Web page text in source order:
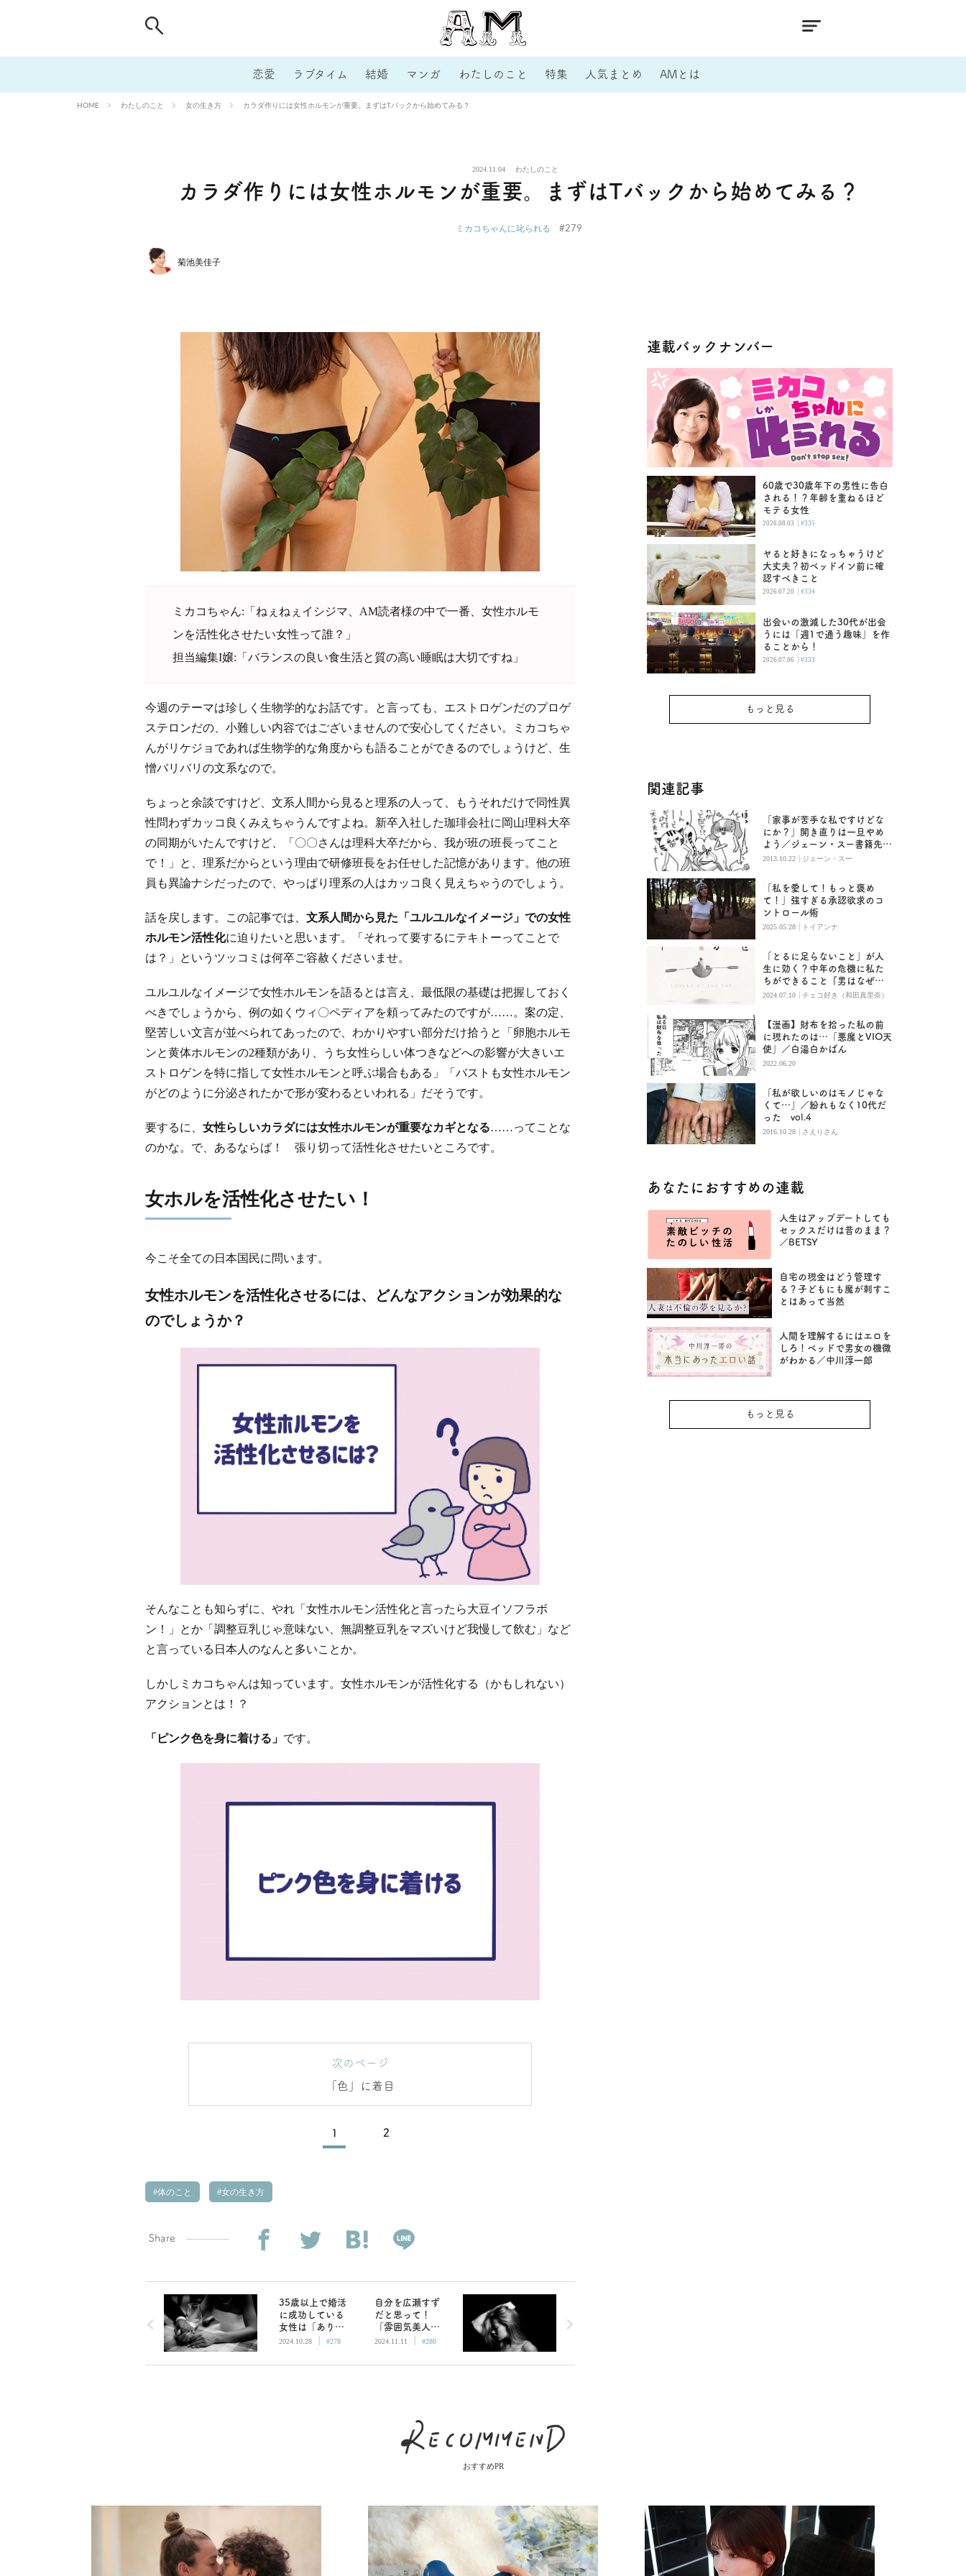
恋愛 ラブタイム 結婚 マンガ わたしのこと 特集 人気まとめ AMとは
HOME わたしのこと 女の生き方 カラダ作りには女性ホルモンが重要。まずはTバックから始めてみる？
2024.11.04 わたしのこと
カラダ作りには女性ホルモンが重要。まずはTバックから始めてみる？
ミカコちゃんに叱られる #279
菊池美佳子
ミカコちゃん:「ねぇねぇイシジマ、AM読者様の中で一番、女性ホルモ
ンを活性化させたい女性って誰？」
担当編集I嬢:「バランスの良い食生活と質の高い睡眠は大切ですね」
今週のテーマは珍しく生物学的なお話です。と言っても、エストロゲンだのプロゲ
ステロンだの、小難しい内容ではございませんので安心してください。ミカコちゃ
んがリケジョであれば生物学的な角度からも語ることができるのでしょうけど、生
憎バリバリの文系なので。
ちょっと余談ですけど、文系人間から見ると理系の人って、もうそれだけで同性異
性問わずカッコ良くみえちゃうんですよね。新卒入社した珈琲会社に岡山理科大卒
の同期がいたんですけど、「〇〇さんは理科大卒だから、我が班の班長ってこと
で！」と、理系だからという理由で研修班長をお任せした記憶があります。他の班
員も異論ナシだったので、やっぱり理系の人はカッコ良く見えちゃうのでしょう。
話を戻します。この記事では、 文系人間から見た「ユルユルなイメージ」での女性
ホルモン活性化に迫りたいと思います。「それって要するにテキトーってことで
は？」というツッコミは何卒ご容赦くださいませ。
ユルユルなイメージで女性ホルモンを語るとは言え、最低限の基礎は把握しておく
べきでしょうから、例の如くウィ〇ペディアを頼ってみたのですが……。案の定、
堅苦しい文言が並べられてあったので、わかりやすい部分だけ拾うと「卵胞ホルモ
ンと黄体ホルモンの2種類があり、うち女性らしい体つきなどへの影響が大きいエ
ストロゲンを特に指して女性ホルモンと呼ぶ場合もある」「バストも女性ホルモン
がどのように分泌されたかで形が変わるといわれる」だそうです。
要するに、 女性らしいカラダには女性ホルモンが重要なカギとなる……ってことな
のかな。で、あるならば！ 張り切って活性化させたいところです。
女ホルを活性化させたい！
今こそ全ての日本国民に問います。
女性ホルモンを活性化させるには、どんなアクションが効果的な
のでしょうか？
そんなことも知らずに、やれ「女性ホルモン活性化と言ったら大豆イソフラボ
ン！」とか「調整豆乳じゃ意味ない、無調整豆乳をマズいけど我慢して飲む」など
と言っている日本人のなんと多いことか。
しかしミカコちゃんは知っています。女性ホルモンが活性化する（かもしれない）
アクションとは！？
「ピンク色を身に着ける」 です。
次のページ
「色」に着目
1 2
体のこと 女の生き方
Share
35歳以上で婚活
に成功している
女性は「ありえ
ない」に目を向
2024.10.28 | #278
自分を広瀬すず
だと思って！
「雰囲気美人」
になるには美人
2024.11.11 | #280
連載バックナンバー
60歳で30歳年下の男性に告白
される！？年齢を重ねるほど
モテる女性
2026.08.03 | #335
ヤると好きになっちゃうけど
大丈夫？初ベッドイン前に確
認すべきこと
2026.07.20 | #334
出会いの激減した30代が出会
うには「週1で通う趣味」を作
ることから！
2026.07.06 | #333
もっと見る
関連記事
「家事が苦手な私ですけどな
にか？」開き直りは一旦やめ
よう／ジェーン・スー書籍先
読み(9)
2013.10.22 | ジェーン・スー
「私を愛して！もっと褒め
て！」強すぎる承認欲求のコ
ントロール術
2025.05.28 | トイアンナ
「とるに足らないこと」が人
生に効く？中年の危機に私た
ちができること『男はなぜ孤
独死するのか』
2024.07.10 | チェコ好き（和田真里奈）
【漫画】財布を拾った私の前
に現れたのは…「悪魔とVIO天
使」／白湯白かばん
2022.06.20
「私が欲しいのはモノじゃな
くて…」／紛れもなく10代だ
った vol.4
2016.10.28 | さえりさん
あなたにおすすめの連載
人生はアップデートしても
セックスだけは昔のまま？
／BETSY
自宅の現金はどう管理す
る？子どもにも魔が刺すこ
とはあって当然
人間を理解するにはエロを
しろ！ベッドで男女の機微
がわかる／中川淳一郎
もっと見る
おすすめPR